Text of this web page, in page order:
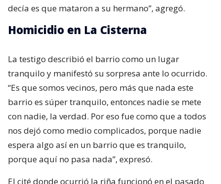
decía es que mataron a su hermano”, agregó.
Homicidio en La Cisterna
La testigo describió el barrio como un lugar
tranquilo y manifestó su sorpresa ante lo ocurrido.
“Es que somos vecinos, pero más que nada este
barrio es súper tranquilo, entonces nadie se mete
con nadie, la verdad. Por eso fue como que a todos
nos dejó como medio complicados, porque nadie
espera algo así en un barrio que es tranquilo,
porque aquí no pasa nada”, expresó.
El cité donde ocurrió la riña funcionó en el pasado